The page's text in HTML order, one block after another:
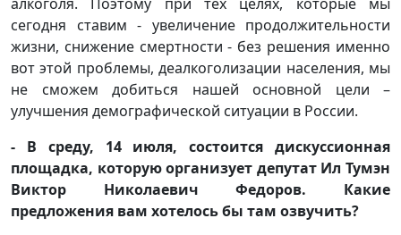
сегодня ставим - увеличение продолжительности
жизни, снижение смертности - без решения именно
вот этой проблемы, деалкоголизации населения, мы
не сможем добиться нашей основной цели –
улучшения демографической ситуации в России.
- В среду, 14 июля, состоится дискуссионная
площадка, которую организует депутат Ил Тумэн
Виктор Николаевич Федоров. Какие
предложения вам хотелось бы там озвучить?